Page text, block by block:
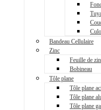
Bandeau Cellulaire
Zinc
Feuille de
Bobineau
Tôle plane
Tôle plane
Tôle plane
Tôle plane